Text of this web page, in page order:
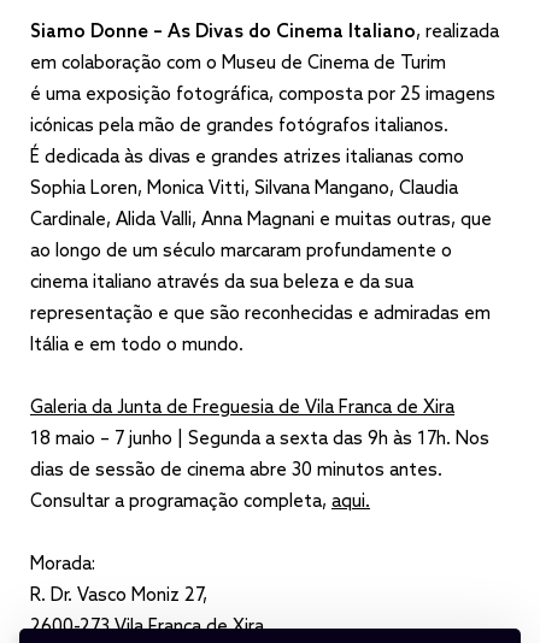
Siamo Donne – As Divas do Cinema Italiano, realizada
em colaboração com o Museu de Cinema de Turim
é uma exposição fotográfica, composta por 25 imagens
icónicas pela mão de grandes fotógrafos italianos.
É dedicada às divas e grandes atrizes italianas como
Sophia Loren, Monica Vitti, Silvana Mangano, Claudia
Cardinale, Alida Valli, Anna Magnani e muitas outras, que
ao longo de um século marcaram profundamente o
cinema italiano através da sua beleza e da sua
representação e que são reconhecidas e admiradas em
Itália e em todo o mundo.
Galeria da Junta de Freguesia de Vila Franca de Xira
18 maio – 7 junho | Segunda a sexta das 9h às 17h. Nos
dias de sessão de cinema abre 30 minutos antes.
Consultar a programação completa, aqui.
Morada:
R. Dr. Vasco Moniz 27,
2600-273 Vila Franca de Xira